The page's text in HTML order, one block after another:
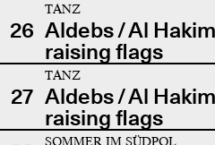
26
TANZ
Aldebs / Al
raising flags
27
TANZ
Aldebs / Al
raising flags
SOMMER IM SÜDPOL